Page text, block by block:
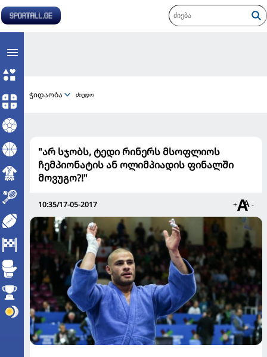
ჭიდაობა ძიუდო
"არ სჯობს, ტედი რინერს მსოფლიოს
ჩემპიონატის ან ოლიმპიადის ფინალში
მოვუგო?!"
10:35/17-05-2017 + -